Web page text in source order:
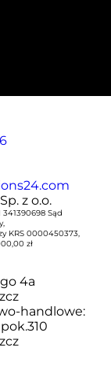
z o.o.
341390698 Sąd
KRS 0000450373,
zł
4a
handlowe: